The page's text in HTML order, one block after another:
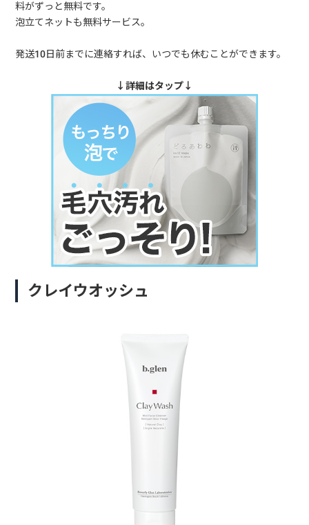
料がずっと無料です。
泡立てネットも無料サービス。
発送10日前までに連絡すれば、いつでも休むことができます。
↓詳細はタップ↓
クレイウオッシュ